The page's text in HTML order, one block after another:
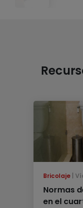
Bricolaje
Normas
en el